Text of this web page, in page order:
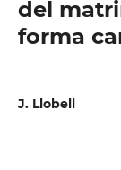
del
forma
J. Llobell